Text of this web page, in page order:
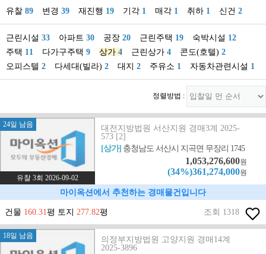
유찰 89 변경 39 재진행 19 기각 1 매각 1 취하 1 신건 2
근린시설 33 아파트 30 공장 20 근린주택 19 숙박시설 12
주택 11 다가구주택 9 상가 4 근린상가 4 콘도(호텔) 2
오피스텔 2 다세대(빌라) 2 대지 2 주유소 1 자동차관련시설 1
정렬방법 :
24일 남음
유찰 3회 2026-09-02
대전지방법원 서산지원 경매3계 2025-
573 [2]
[상가] 충청남도 서산시 지곡면 무장리 1745
1,053,276,600원
(34%)361,274,000원
마이옥션에서 추천하는 경매물건입니다
건물 160.31평 토지 277.82평 조회 1318
18일 남음
의정부지방법원 고양지원 경매14계
2025-3896